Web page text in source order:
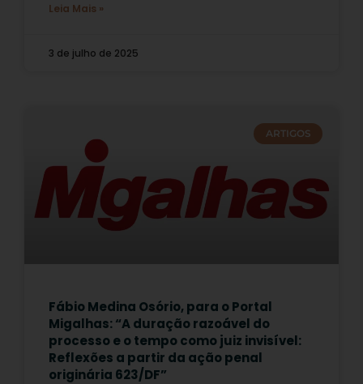
Leia Mais »
3 de julho de 2025
ARTIGOS
Fábio Medina Osório, para o Portal
Migalhas: “A duração razoável do
processo e o tempo como juiz invisível:
Reflexões a partir da ação penal
originária 623/DF”